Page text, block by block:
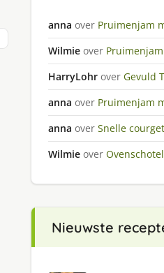
anna over Pruimenjam
Wilmie over
HarryLohr over Gevuld
anna over Pruimenjam
anna over Snelle
Wilmie over
Nieuwste